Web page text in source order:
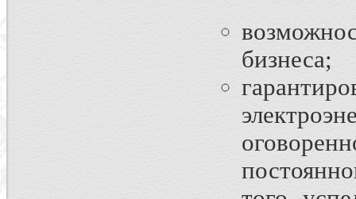
бизнеса;